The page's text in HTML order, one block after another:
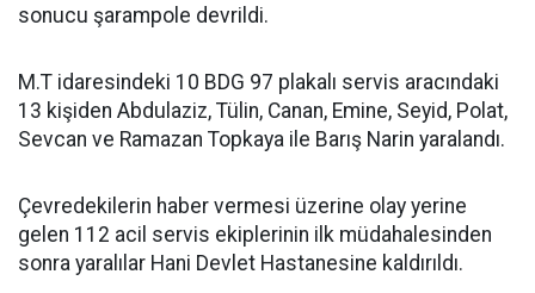
sonucu şarampole devrildi.
M.T idaresindeki 10 BDG 97 plakalı servis aracındaki
13 kişiden Abdulaziz, Tülin, Canan, Emine, Seyid, Polat,
Sevcan ve Ramazan Topkaya ile Barış Narin yaralandı.
Çevredekilerin haber vermesi üzerine olay yerine
gelen 112 acil servis ekiplerinin ilk müdahalesinden
sonra yaralılar Hani Devlet Hastanesine kaldırıldı.